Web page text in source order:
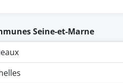
Seine-et-Marne